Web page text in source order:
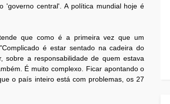
'governo central'. A política mundial hoje é
que como é a primeira vez que um
é estar sentado na cadeira do
sobre a responsabilidade de quem estava
É muito complexo. Ficar apontando o
o país inteiro está com problemas, os 27